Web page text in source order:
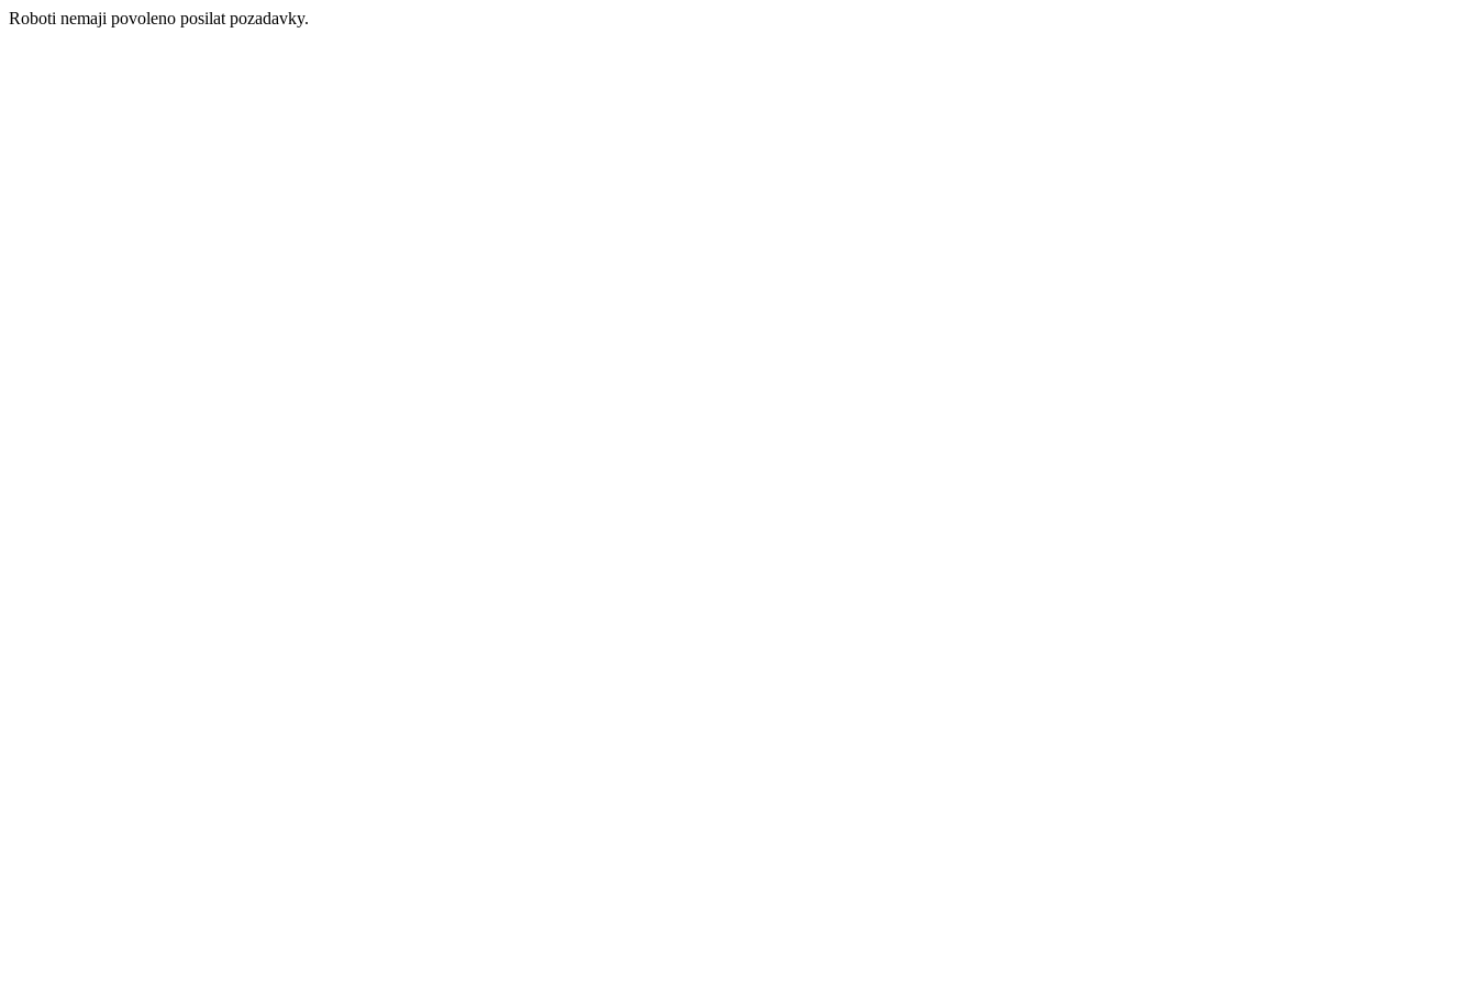
Roboti nemaji povoleno posilat pozadavky.